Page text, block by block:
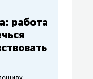
работа